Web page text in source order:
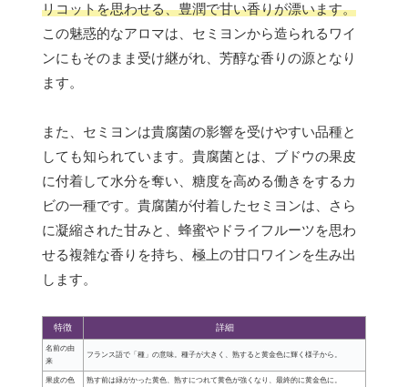
リコットを思わせる、豊潤で甘い香りが漂います。
この魅惑的なアロマは、セミヨンから造られるワイ
ンにもそのまま受け継がれ、芳醇な香りの源となり
ます。
また、セミヨンは貴腐菌の影響を受けやすい品種と
しても知られています。貴腐菌とは、ブドウの果皮
に付着して水分を奪い、糖度を高める働きをするカ
ビの一種です。貴腐菌が付着したセミヨンは、さら
に凝縮された甘みと、蜂蜜やドライフルーツを思わ
せる複雑な香りを持ち、極上の甘口ワインを生み出
します。
特徴 詳細
名前の由
来
フランス語で「種」の意味。種子が大きく、熟すると黄金色に輝く様子から。
果皮の色 熟す前は緑がかった黄色、熟すにつれて黄色が強くなり、最終的に黄金色に。